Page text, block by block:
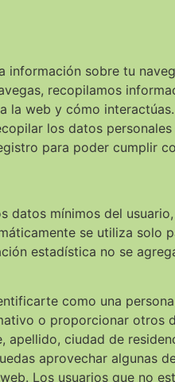
información sobre tu
recopilamos
la web y cómo
los datos personales
para poder cumplir
datos mínimos del
se utiliza solo
estadística no se
como una
o proporcionar otros
ciudad de
aprovechar algunas
Los usuarios que no